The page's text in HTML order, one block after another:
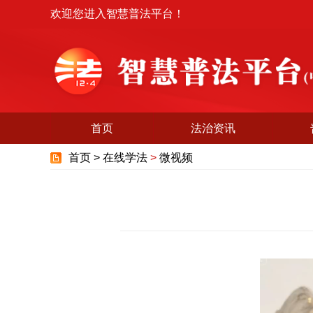
欢迎您进入智慧普法平台！
首页 法治资讯
首页 > 在线学法 > 微视频